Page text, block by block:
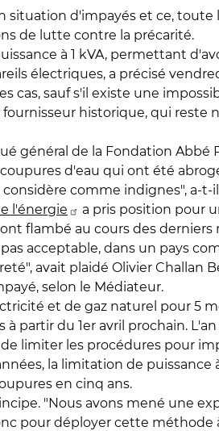
situation d'impayés et ce,
de lutte contre la précarité.
à 1 kVA, permettant
électriques, a précisé
cas, sauf s'il existe une
historique, qui reste
général de la Fondation Abbé
d'eau qui ont été
comme indignes", a-t-
l'énergie
a pris position pour
flambé au cours des derniers
acceptable, dans un pays
avait plaidé Olivier Challan
selon le Médiateur.
et de gaz naturel pour 5
partir du 1er avril prochain.
limiter les procédures pour
la limitation de puissance
en cinq ans.
"Nous avons mené une
pour déployer cette